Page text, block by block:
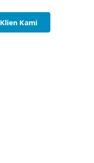
Klien Kami